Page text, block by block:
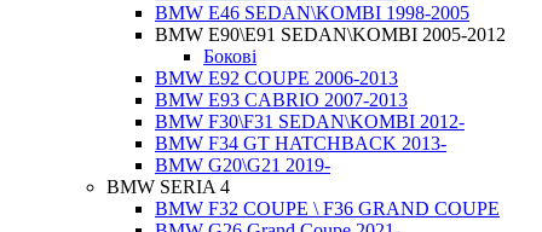
BMW E46 SEDAN\KOMBI 1998-2005
BMW E90\E91 SEDAN\KOMBI 2005-2012
Бокові
BMW E92 COUPE 2006-2013
BMW E93 CABRIO 2007-2013
BMW F30\F31 SEDAN\KOMBI 2012-
BMW F34 GT HATCHBACK 2013-
BMW G20\G21 2019-
BMW SERIA 4
BMW F32 COUPE \ F36 GRAND COUPE